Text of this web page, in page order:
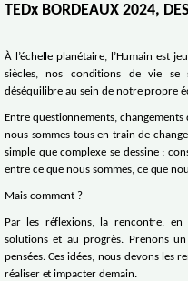
TEDx BORDEAUX 2024,
À l’échelle planétaire, l’Humain est
siècles, nos conditions de vie se
déséquilibre au sein de notre propre
Entre questionnements,
nous sommes tous en train de
simple que complexe se dessine :
entre ce que nous sommes, ce que
Mais comment ?
Par les réflexions, la rencontre,
solutions et au progrès. Prenons
pensées. Ces idées, nous devons les
réaliser et impacter demain.